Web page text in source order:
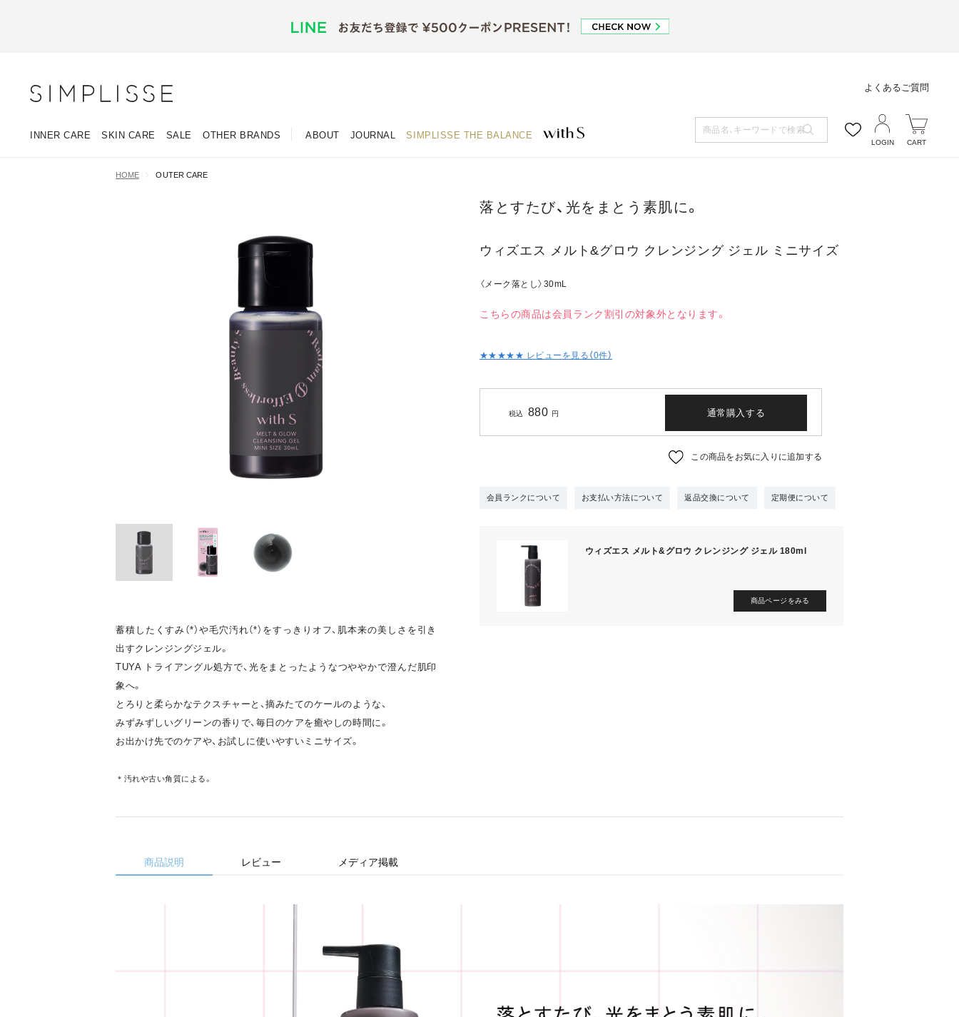
INNER CARE SKIN CARE SALE OTHER BRANDS ABOUT JOURNAL SIMPLISSE THE BALANCE
よくあるご質問
LOGIN CART
HOME OUTER CARE
蓄積したくすみ（*）や毛穴汚れ（*）をすっきりオフ、肌本来の美しさを引き
出すクレンジングジェル。
TUYA トライアングル処方で、光をまとったようなつややかで澄んだ肌印
象へ。
とろりと柔らかなテクスチャーと、摘みたてのケールのような、
みずみずしいグリーンの香りで、毎日のケアを癒やしの時間に。
お出かけ先でのケアや、お試しに使いやすいミニサイズ。
＊汚れや古い角質による。
落とすたび、光をまとう素肌に。
ウィズエス メルト&グロウ クレンジング ジェル ミニサイズ
〈メーク落とし〉30mL
こちらの商品は会員ランク割引の対象外となります。
★★★★★ レビューを見る（0件）
税込 880 円 通常購入する
この商品をお気に入りに追加する
会員ランクについて お支払い方法について 返品交換について 定期便について
ウィズエス メルト&グロウ クレンジング ジェル 180ml
商品ページをみる
商品説明 レビュー メディア掲載